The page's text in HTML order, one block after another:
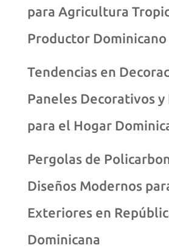
para Agricultura
Productor Dominicano
Tendencias en
Paneles Decorativos y
para el Hogar
Pergolas de
Diseños Modernos
Exteriores en
Dominicana